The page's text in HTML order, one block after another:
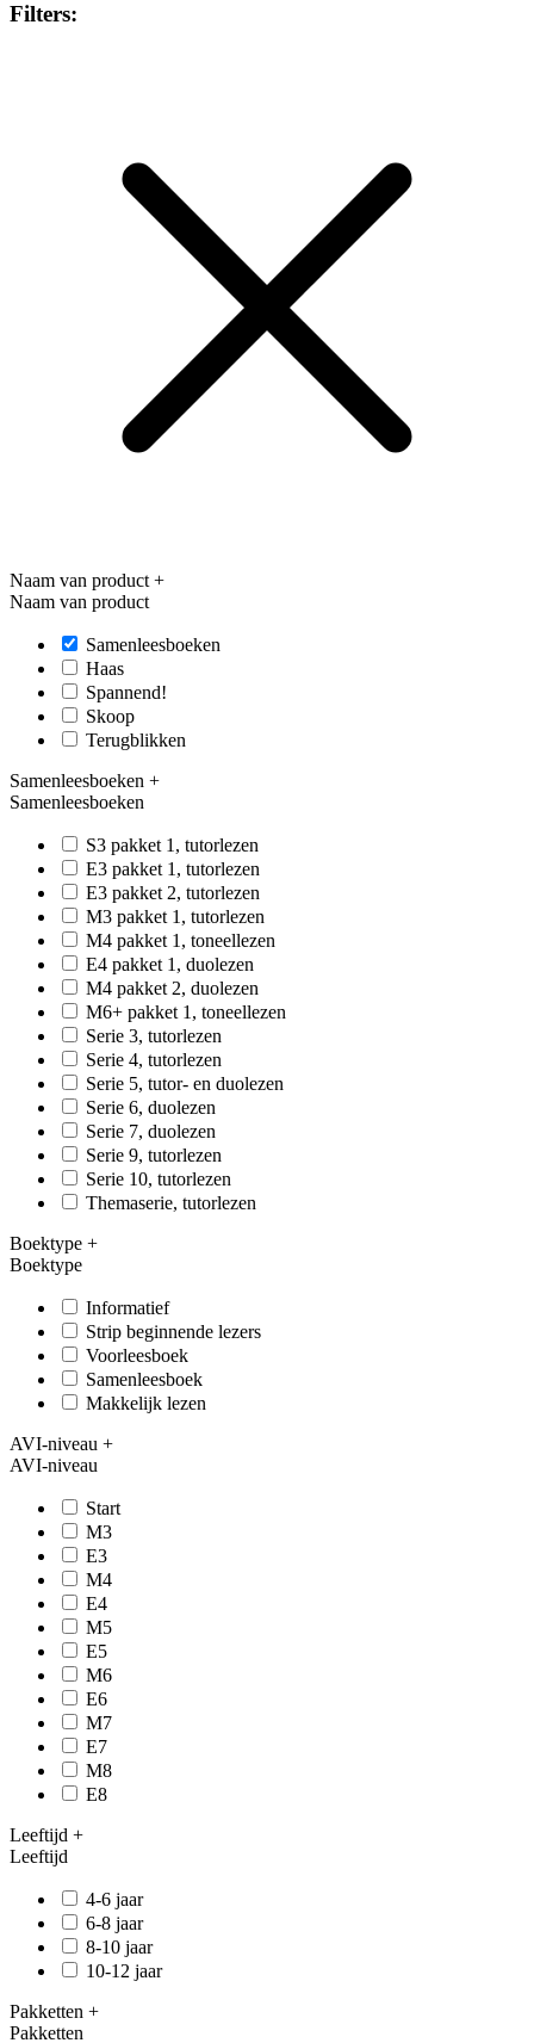
Filters:
Naam van product +
Naam van product
Samenleesboeken
Haas
Spannend!
Skoop
Terugblikken
Samenleesboeken +
Samenleesboeken
S3 pakket 1, tutorlezen
E3 pakket 1, tutorlezen
E3 pakket 2, tutorlezen
M3 pakket 1, tutorlezen
M4 pakket 1, toneellezen
E4 pakket 1, duolezen
M4 pakket 2, duolezen
M6+ pakket 1, toneellezen
Serie 3, tutorlezen
Serie 4, tutorlezen
Serie 5, tutor- en duolezen
Serie 6, duolezen
Serie 7, duolezen
Serie 9, tutorlezen
Serie 10, tutorlezen
Themaserie, tutorlezen
Boektype +
Boektype
Informatief
Strip beginnende lezers
Voorleesboek
Samenleesboek
Makkelijk lezen
AVI-niveau +
AVI-niveau
Start
M3
E3
M4
E4
M5
E5
M6
E6
M7
E7
M8
E8
Leeftijd +
Leeftijd
4-6 jaar
6-8 jaar
8-10 jaar
10-12 jaar
Pakketten +
Pakketten